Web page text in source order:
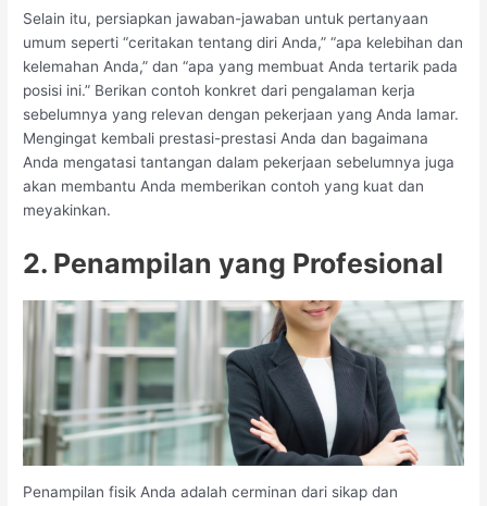
Selain itu, persiapkan jawaban-jawaban untuk pertanyaan
umum seperti “ceritakan tentang diri Anda,” “apa kelebihan dan
kelemahan Anda,” dan “apa yang membuat Anda tertarik pada
posisi ini.” Berikan contoh konkret dari pengalaman kerja
sebelumnya yang relevan dengan pekerjaan yang Anda lamar.
Mengingat kembali prestasi-prestasi Anda dan bagaimana
Anda mengatasi tantangan dalam pekerjaan sebelumnya juga
akan membantu Anda memberikan contoh yang kuat dan
meyakinkan.
2. Penampilan yang Profesional
Penampilan fisik Anda adalah cerminan dari sikap dan